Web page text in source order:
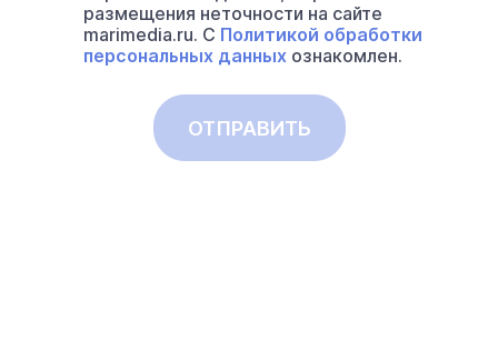
размещения неточности на сайте
marimedia.ru. С Политикой обработки
персональных данных ознакомлен.
ОТПРАВИТЬ